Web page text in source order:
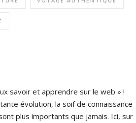
savoir et apprendre sur le web » !
évolution, la soif de connaissance
plus importants que jamais. Ici, sur